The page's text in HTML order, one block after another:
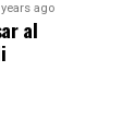
years ago
al